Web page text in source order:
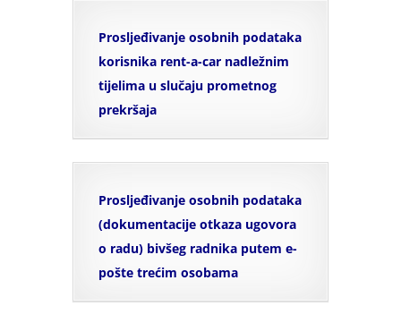
Prosljeđivanje osobnih podataka
korisnika rent-a-car nadležnim
tijelima u slučaju prometnog
prekršaja
Prosljeđivanje osobnih podataka
(dokumentacije otkaza ugovora
o radu) bivšeg radnika putem e-
pošte trećim osobama